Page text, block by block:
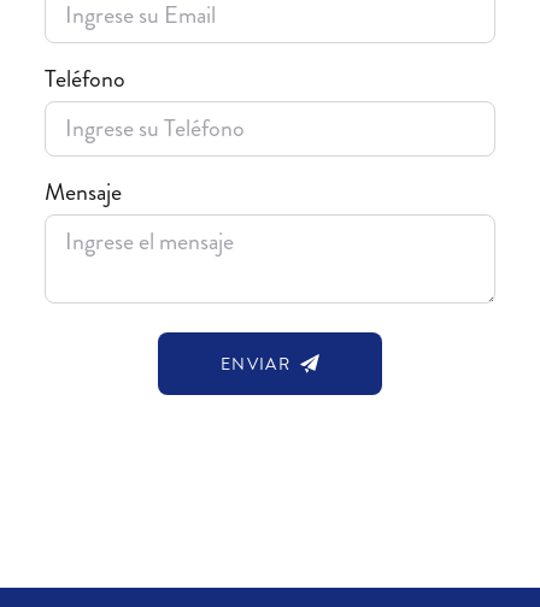
Teléfono
Mensaje
ENVIAR